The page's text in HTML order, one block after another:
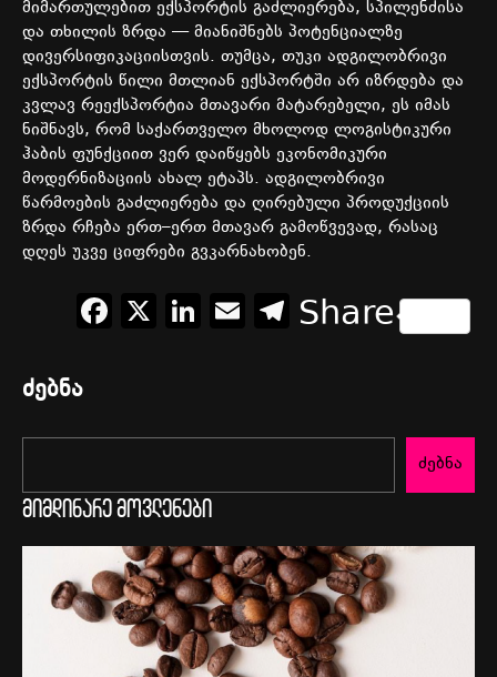
მიმართულებით ექსპორტის გაძლიერება, სპილენძისა
და თხილის ზრდა —მიანიშნებს პოტენციალზე
დივერსიფიკაციისთვის. თუმცა, თუკი ადგილობრივი
ექსპორტის წილი მთლიან ექსპორტში არ იზრდება და
კვლავ რეექსპორტია მთავარი მატარებელი, ეს იმას
ნიშნავს, რომ საქართველო მხოლოდ ლოგისტიკური
ჰაბის ფუნქციით ვერ დაიწყებს ეკონომიკური
მოდერნიზაციის ახალ ეტაპს. ადგილობრივი
წარმოების გაძლიერება და ღირებული პროდუქციის
ზრდა რჩება ერთ–ერთ მთავარ გამოწვევად, რასაც
დღეს უკვე ციფრები გვკარნახობენ.
Facebook
X LinkedIn
EmailTelegram
Share
ძებნა
ძებნა
მიმდინარე მოვლენები